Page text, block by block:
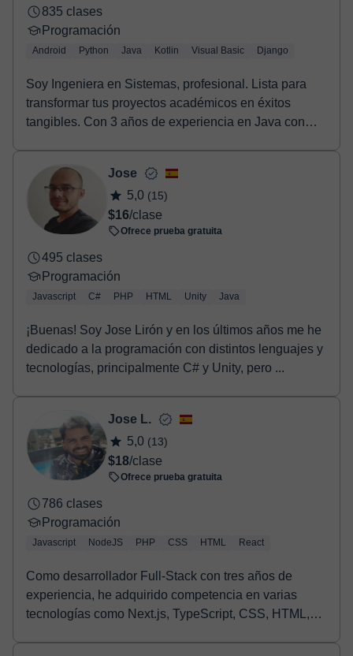
835 clases
Programación
Android Python Java Kotlin Visual Basic Django
Soy Ingeniera en Sistemas, profesional. Lista para
transformar tus proyectos académicos en éxitos
tangibles. Con 3 años de experiencia en Java con
Jose
5,0 (15)
$16/clase
Ofrece prueba gratuita
495 clases
Programación
Javascript C# PHP HTML Unity Java
¡Buenas! Soy Jose Lirón y en los últimos años me he
dedicado a la programación con distintos lenguajes y
tecnologías, principalmente C# y Unity, pero ...
Jose L.
5,0 (13)
$18/clase
Ofrece prueba gratuita
786 clases
Programación
Javascript NodeJS PHP CSS HTML React
Como desarrollador Full-Stack con tres años de
experiencia, he adquirido competencia en varias
tecnologías como Next.js, TypeScript, CSS, HTML,